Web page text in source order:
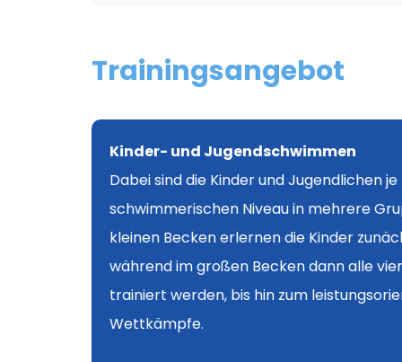
Trainingsangebot
Kinder- und Jugendschwimmen
Dabei sind die Kinder und Jugendlichen
schwimmerischen Niveauin mehrere
kleinen Becken erlernen die Kinder
während im großen Becken dann alle
trainiert werden, bis hin zum
Wettkämpfe.